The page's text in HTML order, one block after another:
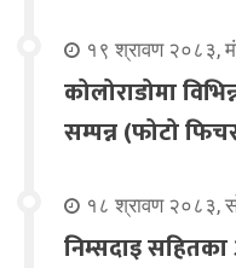
१९ श्रावण २०८३,
कोलोराडोमा
सम्पन्न (फोटो
१८ श्रावण २०८३,
निम्सदाइ